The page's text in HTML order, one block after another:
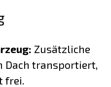
Zusätzliche
Dach transportiert,
frei.